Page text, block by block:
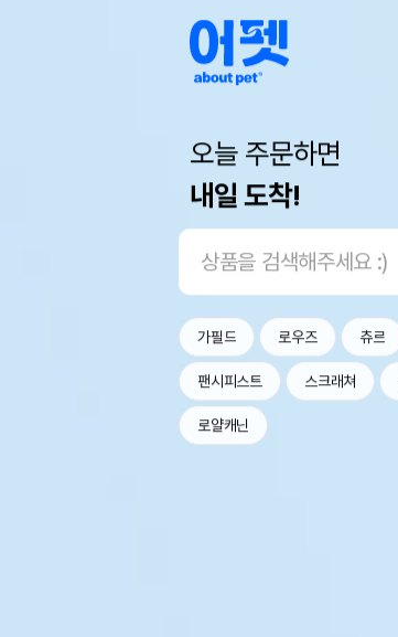
오늘 주문하면
내일 도착!
가필드 로우즈 츄르
팬시피스트 스크래쳐
로얄캐닌